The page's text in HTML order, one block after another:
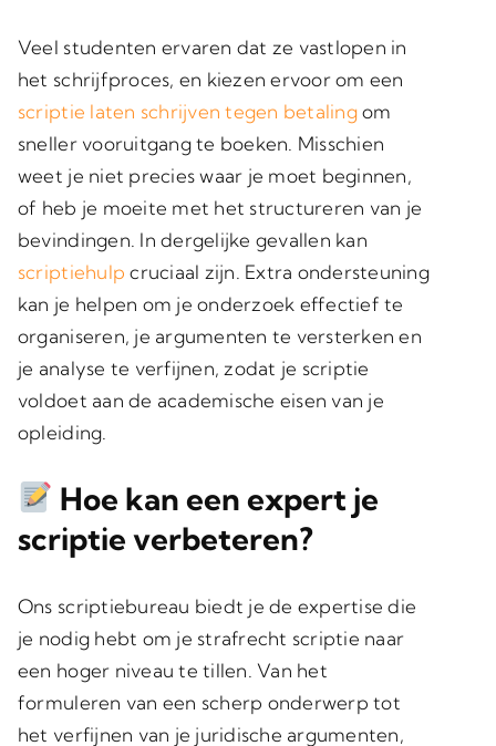
Veel studenten ervaren dat ze vastlopen in
het schrijfproces, en kiezen ervoor om een
scriptie laten schrijven tegen betalingom
sneller vooruitgang te boeken. Misschien
weet je niet precies waar je moet beginnen,
of heb je moeite met het structureren van je
bevindingen. In dergelijke gevallen kan
scriptiehulp cruciaal zijn. Extra ondersteuning
kan je helpen om je onderzoek effectief te
organiseren, je argumenten te versterken en
je analyse te verfijnen, zodat je scriptie
voldoet aan de academische eisen van je
opleiding.
Hoe kan een expert je
scriptie verbeteren?
Ons scriptiebureau biedt je de expertise die
je nodig hebt om je strafrecht scriptie naar
een hoger niveau te tillen. Van het
formuleren van een scherp onderwerp tot
het verfijnen van je juridische argumenten,